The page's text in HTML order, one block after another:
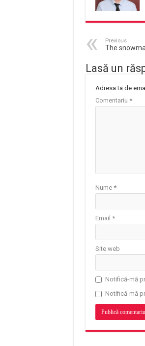
Previous
The
Lasă un
Adresa ta de
Comentariu *
Nume *
Email *
Site web
Notifică-mă
Notifică-mă